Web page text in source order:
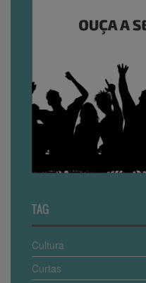
TAG
Cultura
Curtas